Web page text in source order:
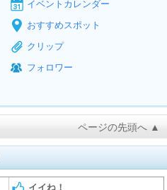
イベントカレンダー
おすすめスポット
クリップ
フォロワー
ページの先頭へ ▲
イイね！